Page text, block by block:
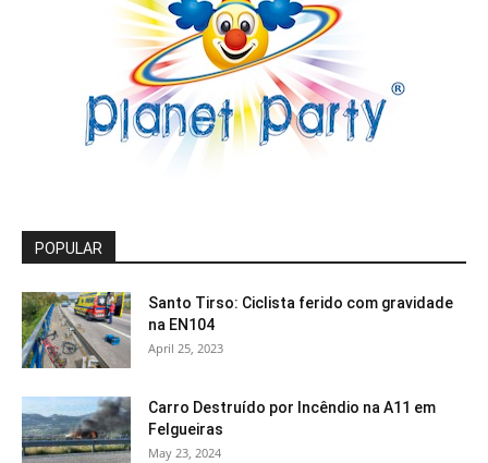
POPULAR
Santo Tirso: Ciclista ferido com gravidade
na EN104
April 25, 2023
Carro Destruído por Incêndio na A11 em
Felgueiras
May 23, 2024